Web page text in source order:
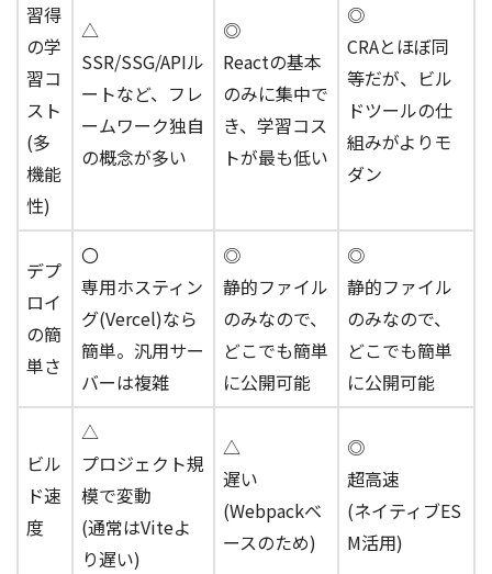
習得
の学
習コ
スト
(多
機能
性)
△
SSR/SSG/APIル
ートなど、フレ
ームワーク独自
の概念が多い
◎
Reactの基本
のみに集中で
き、学習コス
トが最も低い
◎
CRAとほぼ同
等だが、ビル
ドツールの仕
組みがよりモ
ダン
デプ
ロイ
の簡
単さ
〇
専用ホスティン
グ(Vercel)なら
簡単。汎用サー
バーは複雑
◎
静的ファイル
のみなので、
どこでも簡単
に公開可能
◎
静的ファイル
のみなので、
どこでも簡単
に公開可能
ビル
ド速
度
△
プロジェクト規
模で変動
(通常はViteよ
り遅い)
△
遅い
(Webpackベ
ースのため)
◎
超高速
(ネイティブES
M活用)